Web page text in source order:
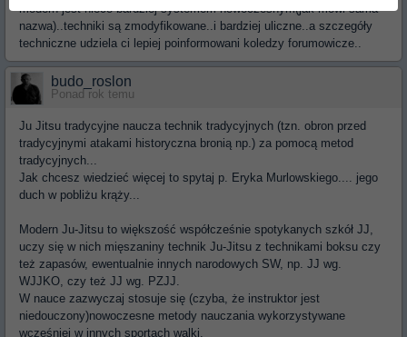
modern jest nieco bardziej systemem nowoczesnym(jak mówi sama
nazwa)..techniki są zmodyfikowane..i bardziej uliczne..a szczegóły
techniczne udziela ci lepiej poinformowani koledzy forumowicze..
budo_roslon
Ponad rok temu
Ju Jitsu tradycyjne naucza technik tradycyjnych (tzn. obron przed
tradycyjnymi atakami historyczna bronią np.) za pomocą metod
tradycyjnych...
Jak chcesz wiedzieć więcej to spytaj p. Eryka Murlowskiego.... jego
duch w pobliżu krąży...
Modern Ju-Jitsu to większość współcześnie spotykanych szkół JJ,
uczy się w nich mięszaniny technik Ju-Jitsu z technikami boksu czy
też zapasów, ewentualnie innych narodowych SW, np. JJ wg.
WJJKO, czy też JJ wg. PZJJ.
W nauce zazwyczaj stosuje się (czyba, że instruktor jest
niedouczony)nowoczesne metody nauczania wykorzystywane
wcześniej w innych sportach walki.